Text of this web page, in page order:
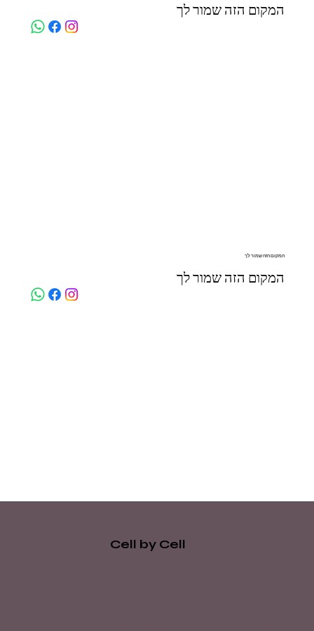
המקום הזה שמור לך
המקום הזה שמור לך
המקום הזה שמור לך
Cell by Cell